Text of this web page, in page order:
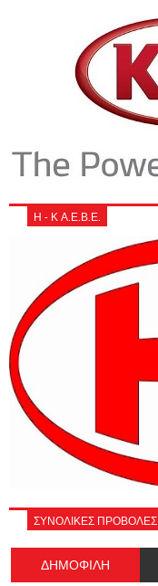
Η - Κ Α.Ε.Β.Ε.
ΣΥΝΟΛΙΚΕΣ ΠΡΟΒΟΛΕΣ
ΔΗΜΟΦΙΛΗ